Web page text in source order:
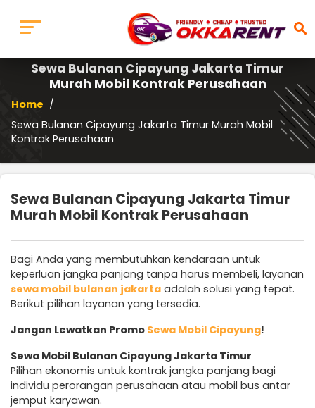
search
Sewa Bulanan Cipayung Jakarta Timur
Murah Mobil Kontrak Perusahaan
Home /
Sewa Bulanan Cipayung Jakarta Timur Murah Mobil
Kontrak Perusahaan
Sewa Bulanan Cipayung Jakarta Timur
Murah Mobil Kontrak Perusahaan
Bagi Anda yang membutuhkan kendaraan untuk
keperluan jangka panjang tanpa harus membeli, layanan
sewa mobil bulanan jakarta adalah solusi yang tepat.
Berikut pilihan layanan yang tersedia.
Jangan Lewatkan Promo Sewa Mobil Cipayung!
Sewa Mobil Bulanan Cipayung Jakarta Timur
Pilihan ekonomis untuk kontrak jangka panjang bagi
individu perorangan perusahaan atau mobil bus antar
jemput karyawan.